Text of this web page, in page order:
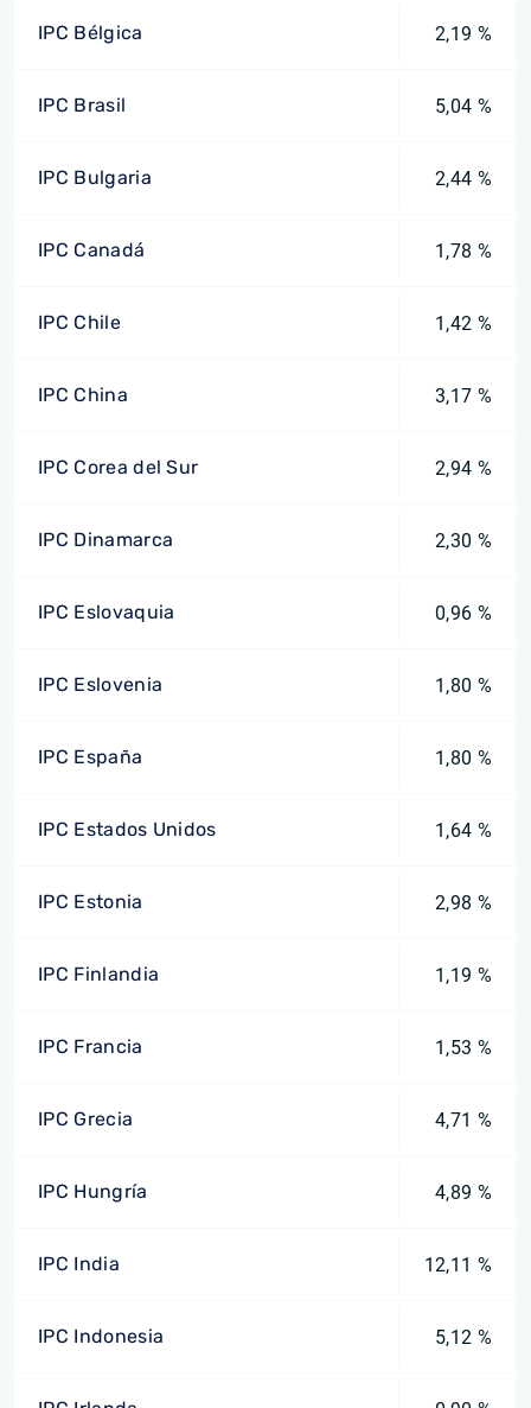
IPC Bélgica 2,19 %
IPC Brasil 5,04 %
IPC Bulgaria 2,44 %
IPC Canadá 1,78 %
IPC Chile 1,42 %
IPC China 3,17 %
IPC Corea del Sur 2,94 %
IPC Dinamarca 2,30 %
IPC Eslovaquia 0,96 %
IPC Eslovenia 1,80 %
IPC España 1,80 %
IPC Estados Unidos 1,64 %
IPC Estonia 2,98 %
IPC Finlandia 1,19 %
IPC Francia 1,53 %
IPC Grecia 4,71 %
IPC Hungría 4,89 %
IPC India 12,11 %
IPC Indonesia 5,12 %